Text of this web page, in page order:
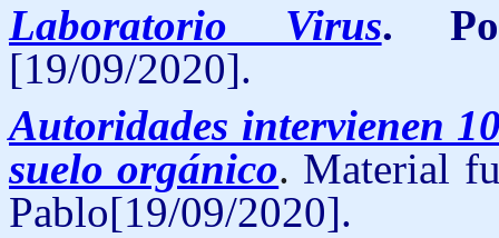
Laboratorio Virus.
[19/09/2020].
Autoridades intervienen
suelo orgánico. Material
Pablo[19/09/2020].